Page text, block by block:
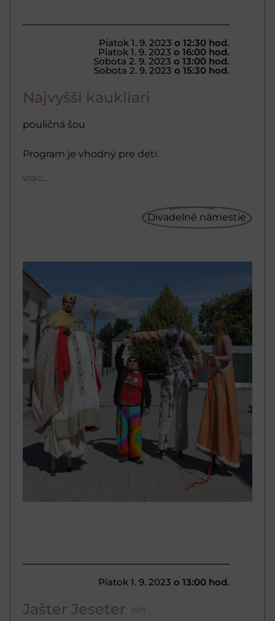
Piatok 1. 9. 2023 o 12:30 hod.
Piatok 1. 9. 2023 o 16:00 hod.
Sobota 2. 9. 2023 o 13:00 hod.
Sobota 2. 9. 2023 o 15:30 hod.
Najvyšší kaukliari
pouličná šou
Program je vhodný pre deti.
viac...
Divadelné námestie
Piatok 1. 9. 2023 o 13:00 hod.
Jašter Jeseter [60']